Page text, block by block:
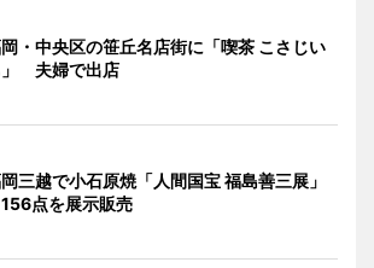
・中央区の笹丘名店街に「喫茶 こさじい
」 夫婦で出店
三越で小石原焼「人間国宝 福島善三展」
点を展示販売